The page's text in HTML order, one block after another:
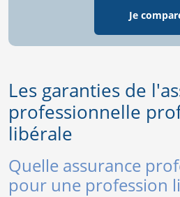
Je
Les garanties de
professionnelle
libérale
Quelle assurance
pour une profession